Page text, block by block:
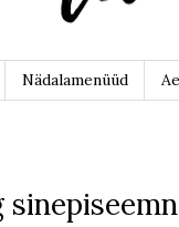
Nädalamenüüd